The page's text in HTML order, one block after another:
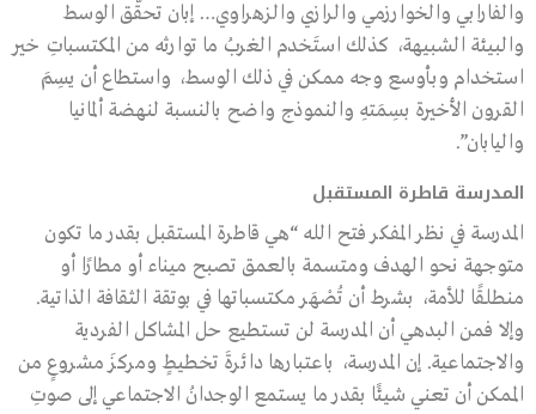
والفارابي والخوارزمي والرازي والزهراوي… إبان تحقُّق الوسط
والبيئة الشبيهة، كذلك استَخدم الغربُ ما توارثه من المكتسباتِ خير
استخدام وبأوسع وجه ممكن في ذلك الوسط، واستطاع أن يسِمَ
القرون الأخيرة بسِمَتهِ والنموذج واضح بالنسبة لنهضة ألمانيا
واليابان”.
المدرسة قاطرة المستقبل
المدرسة في نظر المفكر فتح الله “هي قاطرة المستقبل بقدر ما تكون
متوجهة نحو الهدف ومتسمة بالعمق تصبح ميناء أو مطارًا أو
منطلقًا للأمة، بشرط أن تُصْهَر مكتسباتها في بوتقة الثقافة الذاتية.
وإلا فمن البدهي أن المدرسة لن تستطيع حل المشاكل الفردية
والاجتماعية. إن المدرسة، باعتبارها دائرةَ تخطيطٍ ومركزَ مشروعٍ من
الممكن أن تعني شيئًا بقدر ما يستمع الوجدانُ الاجتماعي إلى صوتِ